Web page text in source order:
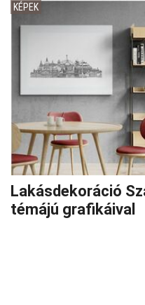
KÉPEK
Lakásdekoráció
témájú grafikáival